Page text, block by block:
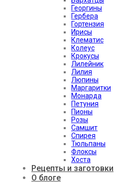
Георгины
Гербера
Гортензия
Ирисы
Клематис
Колеус
Крокусы
Лилейник
Лилия
Люпины
Маргаритки
Монарда
Петуния
Пионы
Розы
Самшит
Спирея
Тюльпаны
Флоксы
Хоста
Рецепты и заготовки
О блоге